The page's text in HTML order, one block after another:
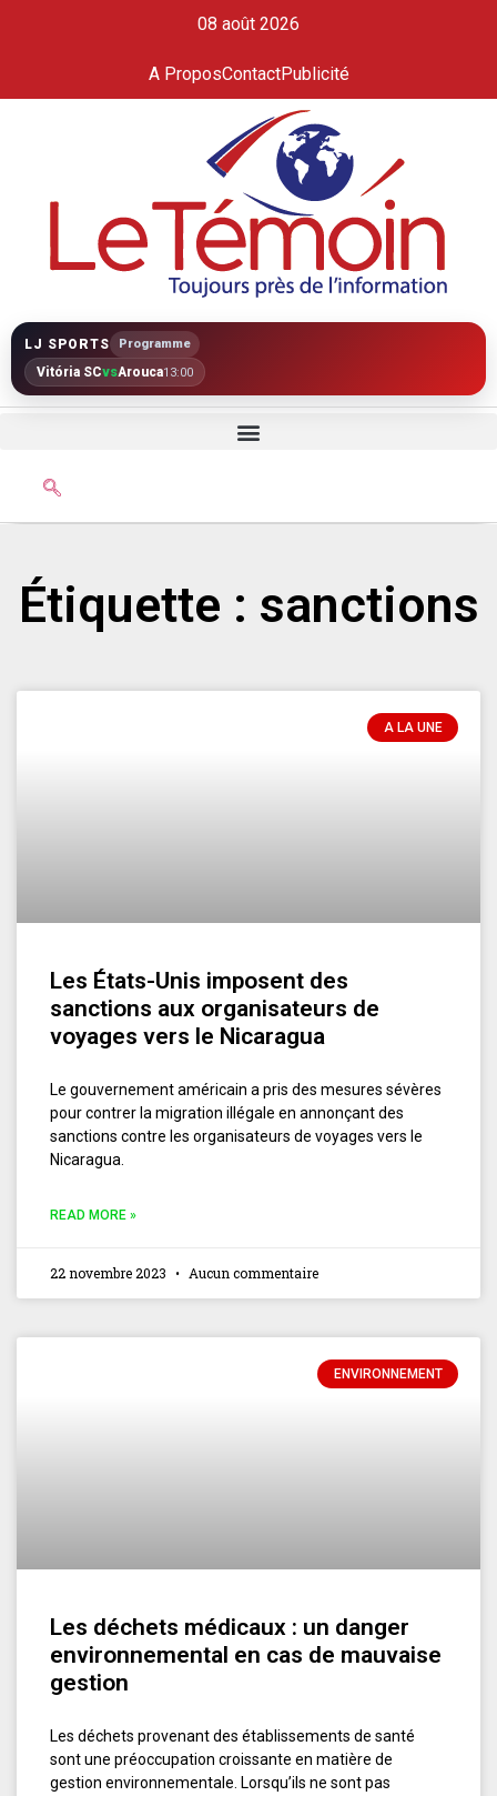
08 août 2026
A ProposContactPublicité
LJ SPORTS Programme
Vitória SCvsArouca13:00
Étiquette : sanctions
A LA UNE
Les États-Unis imposent des
sanctions aux organisateurs de
voyages vers le Nicaragua
Le gouvernement américain a pris des mesures sévères
pour contrer la migration illégale en annonçant des
sanctions contre les organisateurs de voyages vers le
Nicaragua.
READ MORE »
22 novembre 2023 Aucun commentaire
ENVIRONNEMENT
Les déchets médicaux : un danger
environnemental en cas de mauvaise
gestion
Les déchets provenant des établissements de santé
sont une préoccupation croissante en matière de
gestion environnementale. Lorsqu’ils ne sont pas